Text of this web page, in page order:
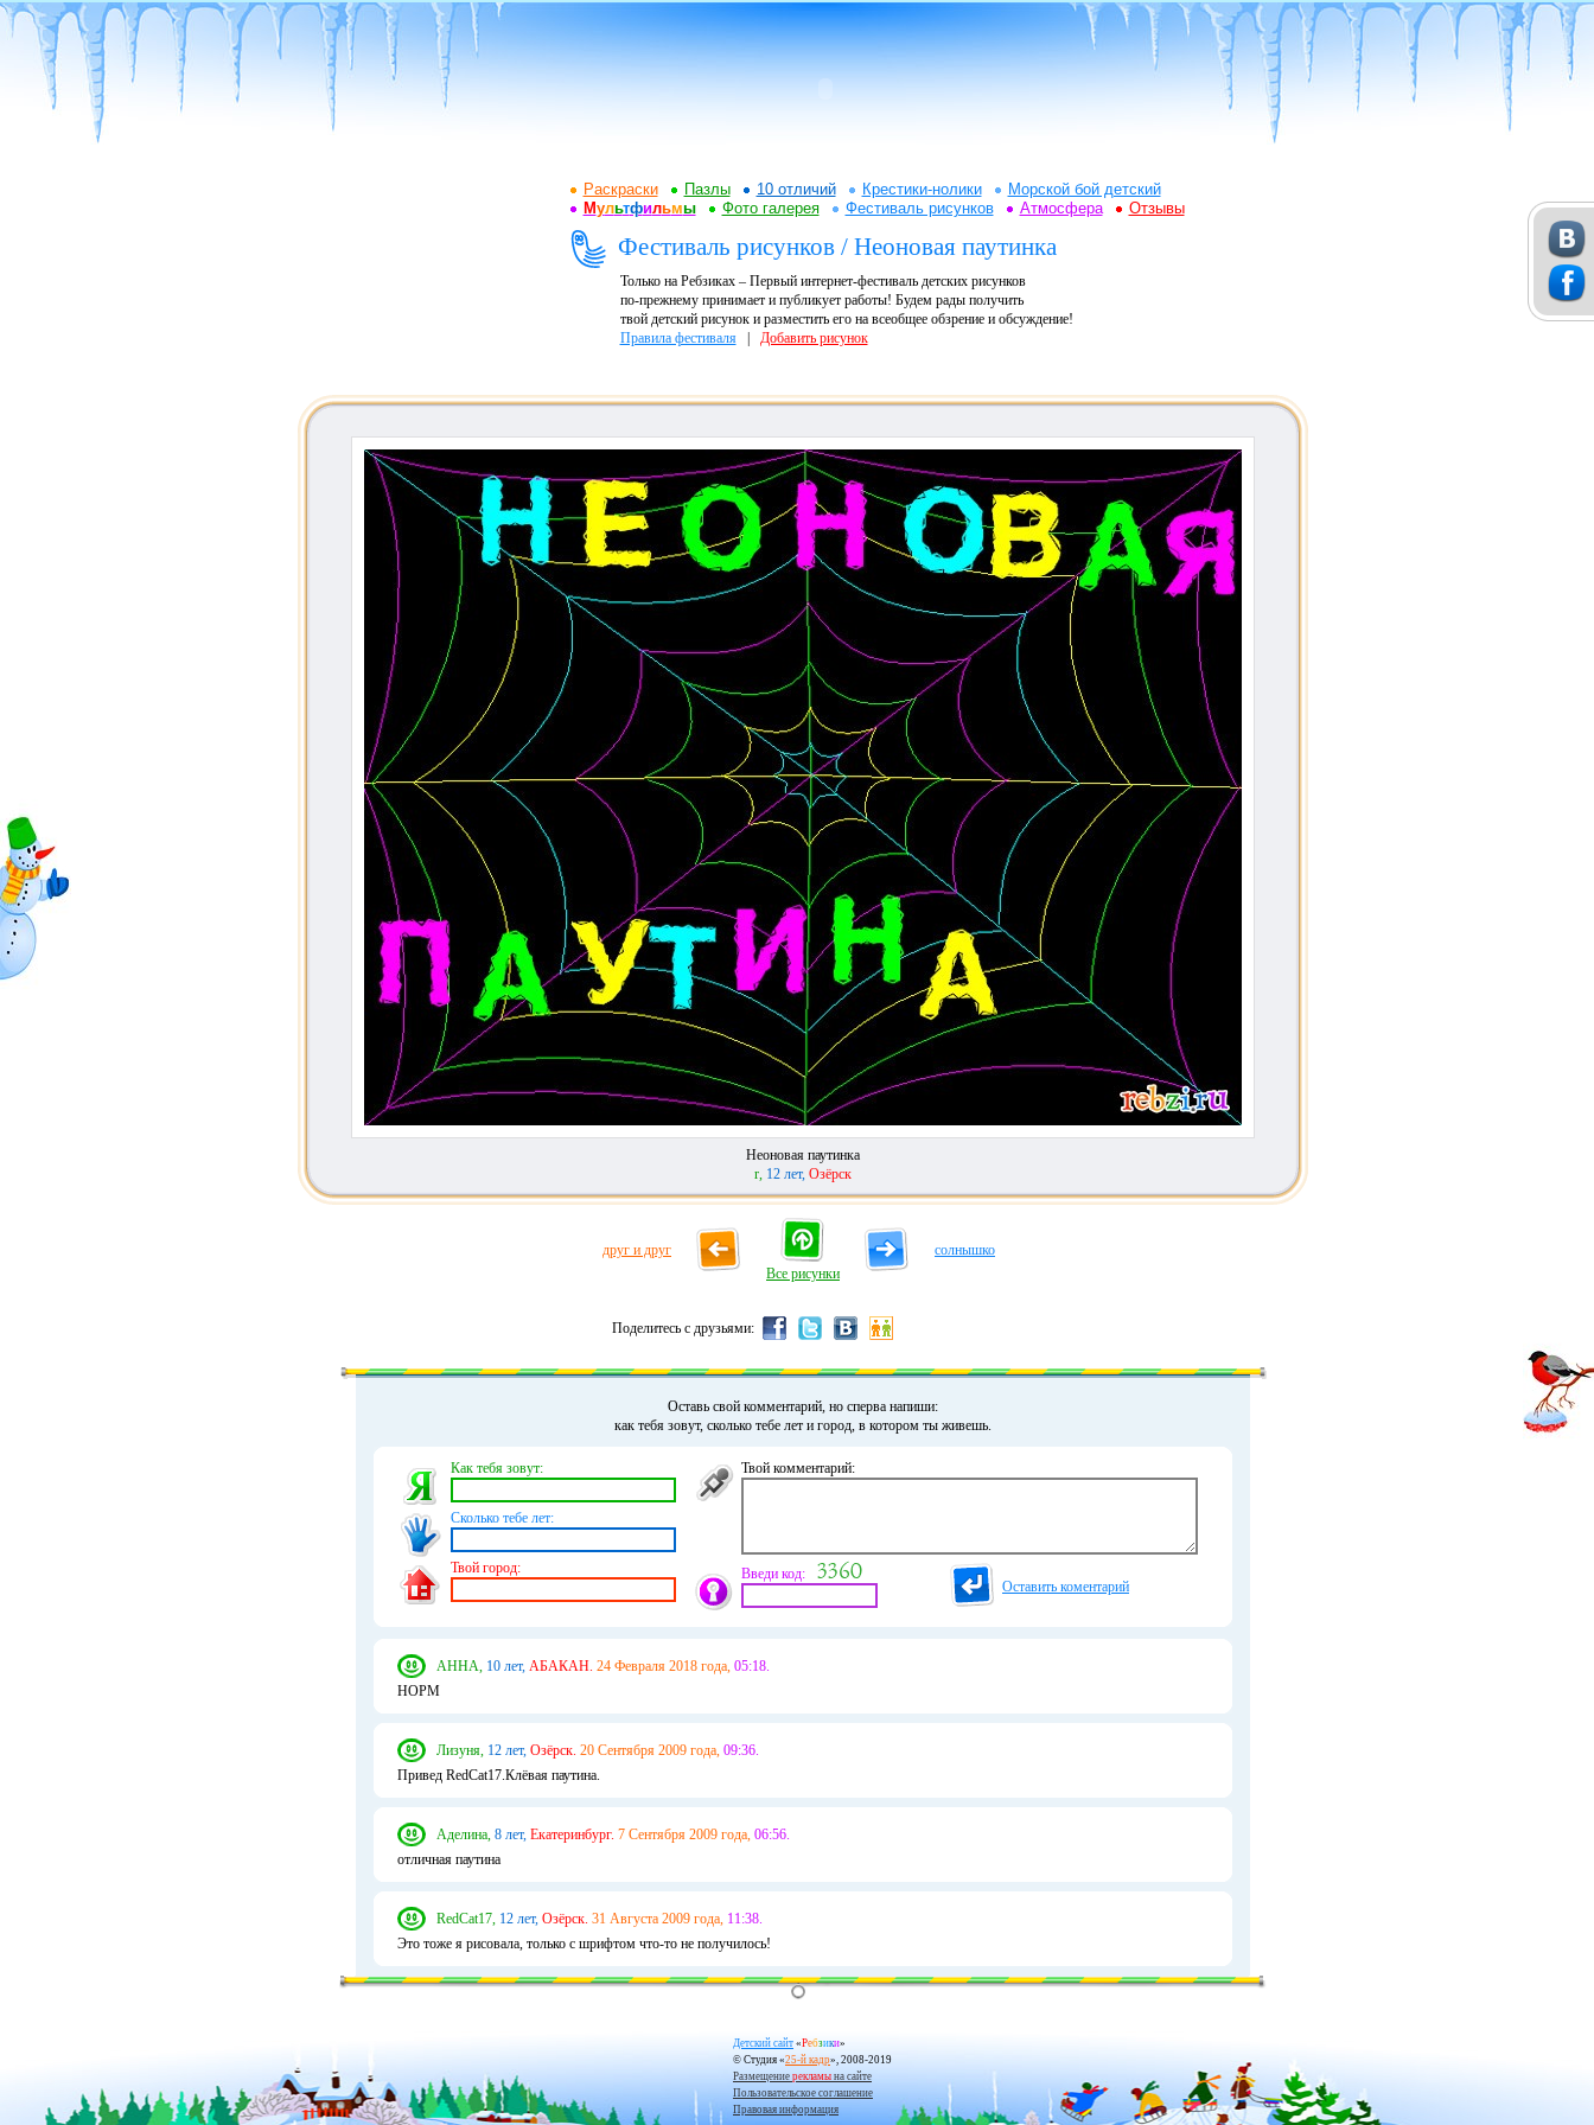
Раскраски Пазлы 10 отличий Крестики-нолики
Морской бой детский
Мультфильмы Фото галерея Фестиваль рисунков Атмосфера Отзывы
Фестиваль рисунков / Неоновая паутинка
Только на Ребзиках – Первый интернет-фестиваль детских рисунков
по-прежнему принимает и публикует работы! Будем рады получить
твой детский рисунок и разместить его на всеобщее обзрение и обсуждение!
Правила фестиваля| Добавить рисунок
Неоновая паутинка
r, 12 лет, Озёрск
друг и друг
Все рисунки
солнышко
Поделитесь с друзьями:
Оставь свой комментарий, но сперва напиши:
как тебя зовут, сколько тебе лет и город, в котором ты живешь.
Как тебя зовут:
Сколько тебе лет:
Твой город:
Твой комментарий:
Введи код:
Оставить коментарий
АННА, 10 лет, АБАКАН. 24 Февраля 2018 года, 05:18.
НОРМ
Лизуня, 12 лет, Озёрск. 20 Сентября 2009 года, 09:36.
Привед RedCat17.Клёвая паутина.
Аделина, 8 лет, Екатеринбург. 7 Сентября 2009 года, 06:56.
отличная паутина
RedCat17, 12 лет, Озёрск. 31 Августа 2009 года, 11:38.
Это тоже я рисовала, только с шрифтом что-то не получилось!
Детский сайт «Ребзики»
© Студия «25-й кадр», 2008-2019
Размещение рекламы на сайте
Пользовательское соглашение
Правовая информация